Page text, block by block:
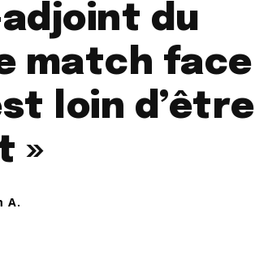
du
match face
loin d’être
»
A.